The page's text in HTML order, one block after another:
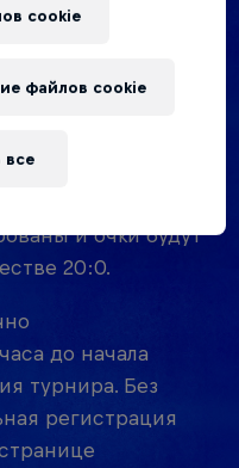
мяч SPALDING
игру в любом
и очки будут
20:0.
до начала
турнира. Без
регистрация
cookie
все
файлов cookie